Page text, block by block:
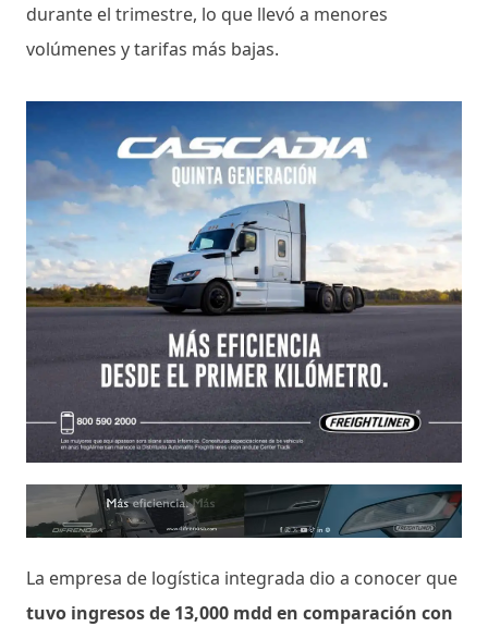
durante el trimestre, lo que llevó a menores
volúmenes y tarifas más bajas.
La empresa de logística integrada dio a conocer que
tuvo ingresos de 13,000 mdd en comparación con